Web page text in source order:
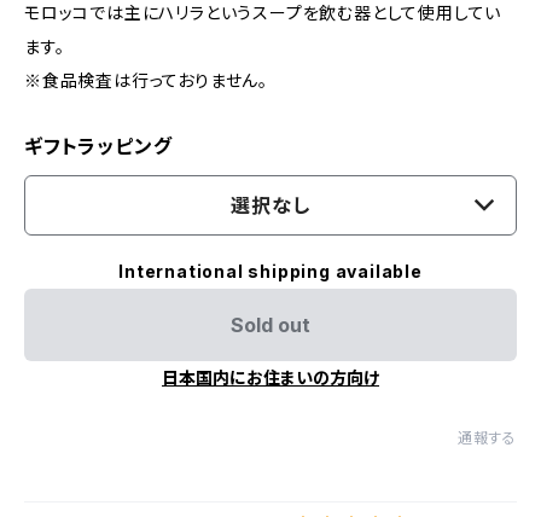
モロッコでは主にハリラというスープを飲む器として使用してい
ます。
※食品検査は行っておりません。
ギフトラッピング
選択なし
International shipping available
Sold out
日本国内にお住まいの方向け
通報する